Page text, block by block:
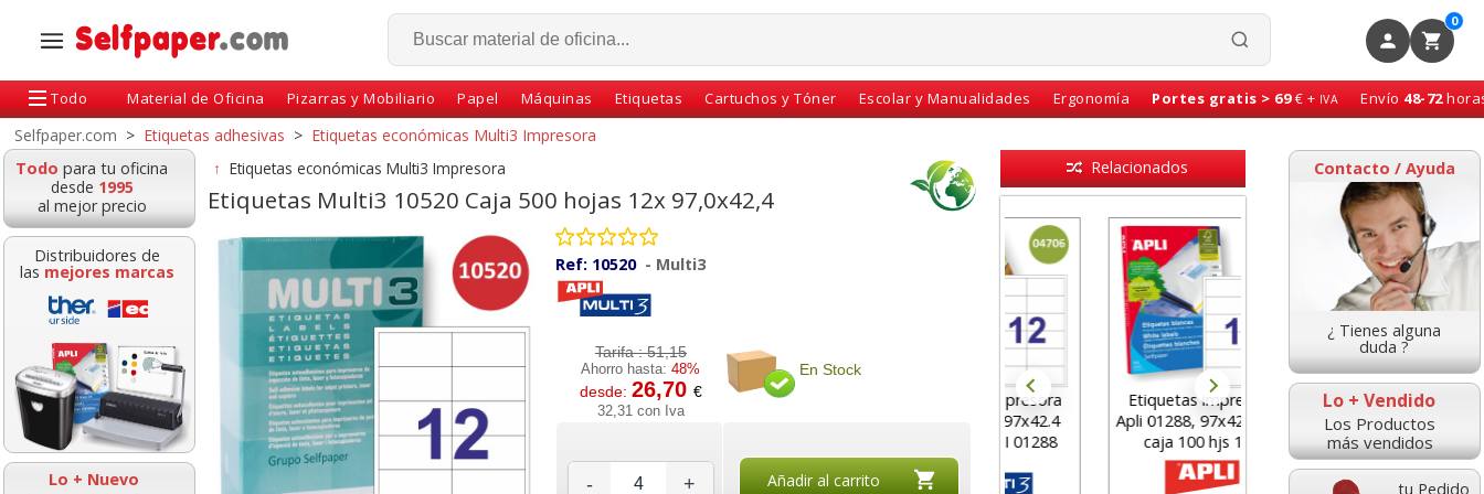
0
Todo Material de Oficina Pizarras y Mobiliario Papel Máquinas Etiquetas Cartuchos y Tóner Escolar y Manualidades Ergonomía Portes gratis > 69€ + IVA Envío 48-72
Selfpaper.com > Etiquetas adhesivas > Etiquetas económicas Multi3 Impresora
Todo para tu oficina
desde 1995
al mejor precio
Distribuidores de
las mejores marcas
Lo + Nuevo
Contacto / Ayuda
¿ Tienes alguna
duda ?
Lo + Vendido
Los Productos
más vendidos
tu Pedido
↑ Etiquetas económicas Multi3 Impresora
Etiquetas Multi3 10520 Caja 500 hojas 12x 97,0x42,4
Ref: 10520 - Multi3
Tarifa :51,15
Ahorro hasta:48%
desde: 26,70 €
32,31 con Iva
En Stock
- + Añadir al carrito
Relacionados
impresora
97x42.4mm,
hjs 12x
Etiquetas Impresora
Láser Inkjet 105x40
corresp APLI 01275
Etiquetas impresora
52.5x21.2mm 56X
corresp. Apli 01284
Etiquetas impresora
multi3 10515, 33x A4
Etiquetas impresora
Apli 01288, 97x42.4mm,
caja 100 hjs 12x
Etiquetas Impresora
Láser Inkjet 105x40
corresp APLI 01275